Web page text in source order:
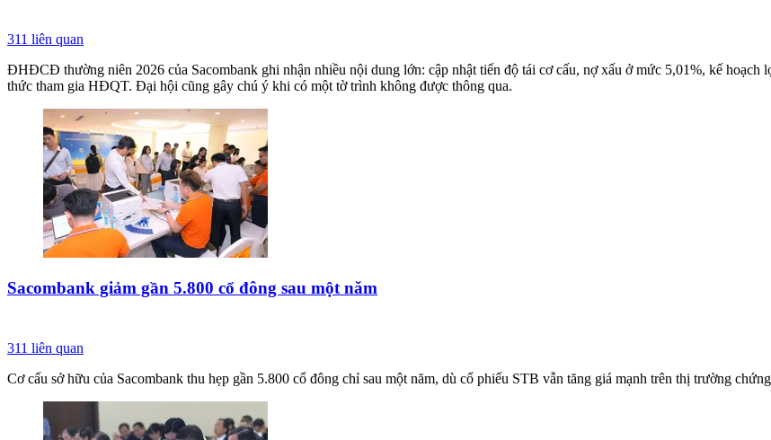
311 liên quan
ĐHĐCĐ thường niên 2026 của Sacombank ghi nhận nhiều nội dung lớn: cập nhật tiến độ tái cơ cấu, nợ xấu ở mức 5,01%, kế
thức tham gia HĐQT. Đại hội cũng gây chú ý khi có một tờ trình không được thông qua.
Sacombank giảm gần 5.800 cổ đông sau một năm
311 liên quan
Cơ cấu sở hữu của Sacombank thu hẹp gần 5.800 cổ đông chỉ sau một năm, dù cổ phiếu STB vẫn tăng giá mạnh trên thị trường